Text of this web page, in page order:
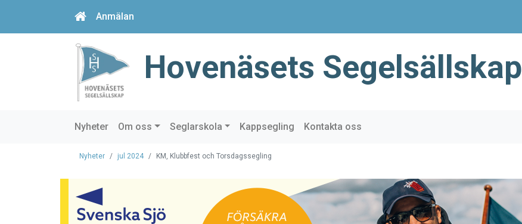
Anmälan
Hovenäsets Segelsällskap
Nyheter Om oss Seglarskola Kappsegling Kontakta oss
Nyheter jul 2024 KM, Klubbfest och Torsdagssegling